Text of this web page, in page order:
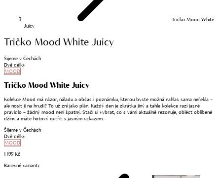
Tričko Mood White
Juicy
Tričko Mood White Juicy
Šijeme v Čechách
Dvě délky
MOOD
Tričko Mood White Juicy
Kolekce Mood má názor, náladu a občas i poznámku, kterou byste možná nahlas sama neřekla –
ale nosit ji na hrudi? To už zní jako plán. Každý den je zkrátka jiný a tahle kolekce razí jasné
pravidlo – žádný mood není špatný. Stačí si vybrat, co s vámi aktuálně rezonuje, obléct oblíbené
džíny a máte hotový outfit s jasným vzkazem.
Šijeme v Čechách
Dvě délky
MOOD
1 199 Kč
Barevné varianty